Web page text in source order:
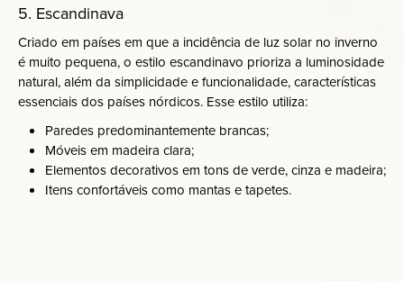
5. Escandinava
Criado em países em que a incidência de luz solar no inverno
é muito pequena, o estilo escandinavo prioriza a luminosidade
natural, além da simplicidade e funcionalidade, características
essenciais dos países nórdicos. Esse estilo utiliza:
Paredes predominantemente brancas;
Móveis em madeira clara;
Elementos decorativos em tons de verde, cinza e madeira;
Itens confortáveis como mantas e tapetes.